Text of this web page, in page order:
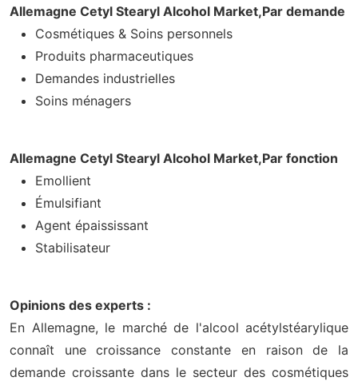
Allemagne Cetyl Stearyl Alcohol Market,Par demande
Cosmétiques & Soins personnels
Produits pharmaceutiques
Demandes industrielles
Soins ménagers
Allemagne Cetyl Stearyl Alcohol Market,Par fonction
Emollient
Émulsifiant
Agent épaississant
Stabilisateur
Opinions des experts :
En Allemagne, le marché de l'alcool acétylstéarylique
connaît une croissance constante en raison de la
demande croissante dans le secteur des cosmétiques